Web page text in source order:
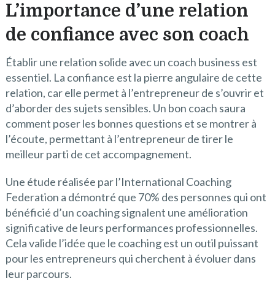
L’importance d’une relation
de confiance avec son coach
Établir une relation solide avec un coach business est
essentiel. La confiance est la pierre angulaire de cette
relation, car elle permet à l’entrepreneur de s’ouvrir et
d’aborder des sujets sensibles. Un bon coach saura
comment poser les bonnes questions et se montrer à
l’écoute, permettant à l’entrepreneur de tirer le
meilleur parti de cet accompagnement.
Une étude réalisée par l’International Coaching
Federation a démontré que 70% des personnes qui ont
bénéficié d’un coaching signalent une amélioration
significative de leurs performances professionnelles.
Cela valide l’idée que le coaching est un outil puissant
pour les entrepreneurs qui cherchent à évoluer dans
leur parcours.